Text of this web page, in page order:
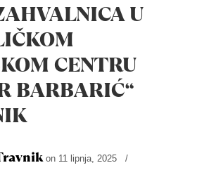
U
CENTRU
BARBARIĆ“
on 11 lipnja, 2025 /